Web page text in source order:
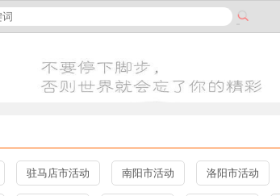
驻马店市活动 南阳市活动 洛阳市活动